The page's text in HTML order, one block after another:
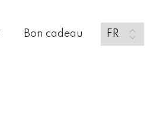
Bon cadeau